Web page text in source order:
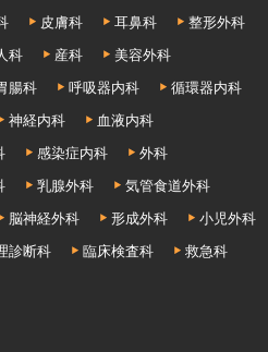
皮膚科 耳鼻科
整形外科
科 産科
美容外科
腸科 呼吸器内科
循環器内科
神経内科
血液内科
感染症内科
外科
乳腺外科
気管食道外科
脳神経外科 形成外科
小児外科
診断科 臨床検査科
救急科